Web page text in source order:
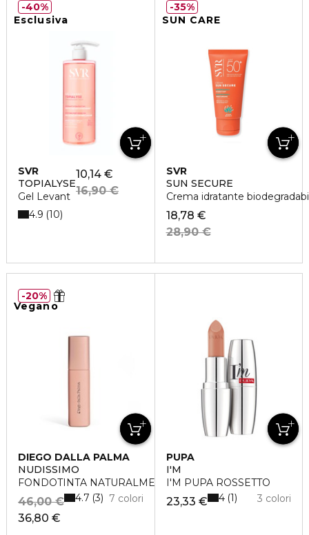
Esclusiva
SVR
TOPIALYSE
Gel Levant
10,14 €
16,90 €
4.9 10
40%
SUN CARE
SVR
SUN SECURE
Crema idratante
18,78 €
28,90 €
35%
Vegano
DIEGO DALLA PALMA
NUDISSIMO
FONDOTINTA NATURALMENTE OPACO
36,80 €
46,00 € 7 colori
4.7 3
20%
PUPA
I'M
I'M PUPA ROSSETTO
23,33 € 3 colori
4 1